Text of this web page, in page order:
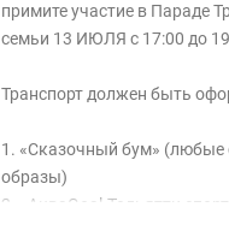
примите участие в Параде
семьи 13 ИЮЛЯ с 17:00 до
Транспорт должен быть
1. «Сказочный бум»
образы)
2. «АкваGoal-Тольятти